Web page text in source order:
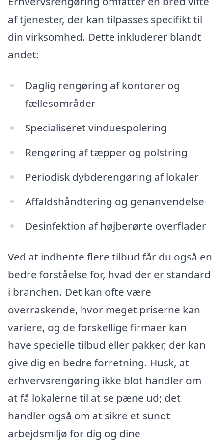
af tjenester, der kan tilpasses specifikt til
din virksomhed. Dette inkluderer blandt
andet:
Daglig rengøring af kontorer og
fællesområder
Specialiseret vinduespolering
Rengøring af tæpper og polstring
Periodisk dybderengøring af lokaler
Affaldshåndtering og genanvendelse
Desinfektion af højberørte overflader
Ved at indhente flere tilbud får du også en
bedre forståelse for, hvad der er standard
i branchen. Det kan ofte være
overraskende, hvor meget priserne kan
variere, og de forskellige firmaer kan
have specielle tilbud eller pakker, der kan
give dig en bedre forretning. Husk, at
erhvervsrengøring ikke blot handler om
at få lokalerne til at se pæne ud; det
handler også om at sikre et sundt
arbejdsmiljø for dig og dine